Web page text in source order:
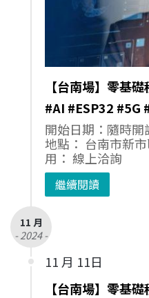
【台南場】零基
#AI #ESP32 #5G
開始日期：隨時
地點： 台南市新
用： 線上洽詢
繼續閱讀
11 月
- 2024 -
11 月 11日
【台南場】零基